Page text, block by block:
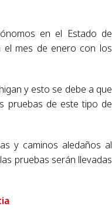
en el Estado de
el mes de enero con los
y esto se debe a que
pruebas de este tipo de
y caminos aledaños al
pruebas serán llevadas